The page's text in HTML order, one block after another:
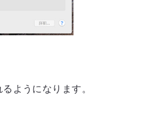
ようになります。